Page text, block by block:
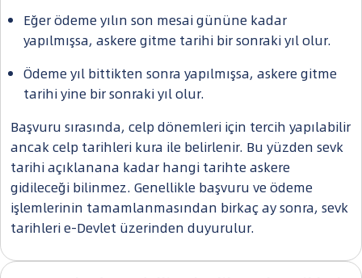
Eğer ödeme yılın son mesai gününe kadar
yapılmışsa, askere gitme tarihi bir sonraki yıl olur.
Ödeme yıl bittikten sonra yapılmışsa, askere gitme
tarihi yine bir sonraki yıl olur.
Başvuru sırasında, celp dönemleri için tercih yapılabilir
ancak celp tarihleri kura ile belirlenir. Bu yüzden sevk
tarihi açıklanana kadar hangi tarihte askere
gidileceği bilinmez. Genellikle başvuru ve ödeme
işlemlerinin tamamlanmasından birkaç ay sonra, sevk
tarihleri e-Devlet üzerinden duyurulur.